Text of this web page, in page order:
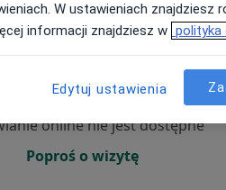
Ndz, Pon,
online nie jest dostępne
Poproś o wizytę
W ustawieniach znajdziesz
informacji znajdziesz w polityka
Edytuj ustawienia